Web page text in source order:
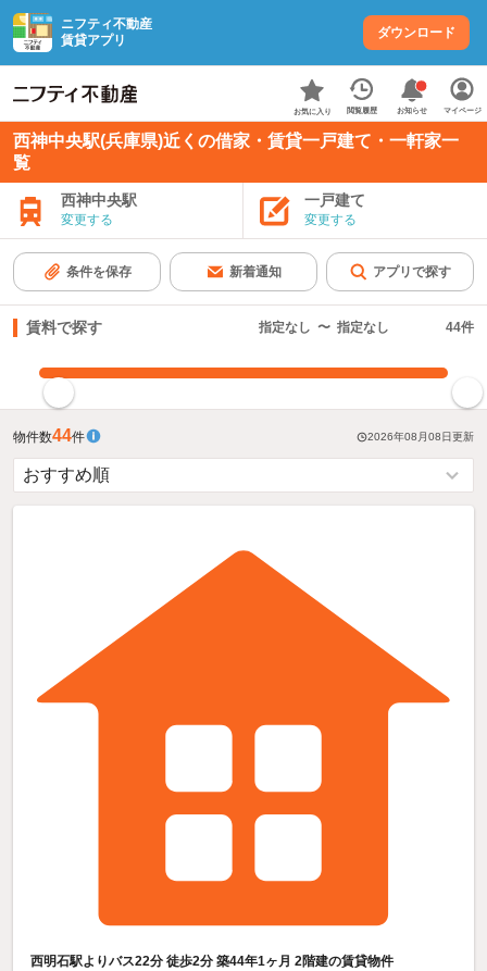
ニフティ不動産
賃貸アプリ
ダウンロード
お気に入り 閲覧履歴 お知らせ マイページ
西神中央駅(兵庫県)近くの借家・賃貸一戸建て・一軒家一
覧
西神中央駅
変更する
一戸建て
変更する
条件を保存 新着通知 アプリで探す
賃料で探す 指定なし 〜 指定なし 44件
物件数44件 2026年08月08日更新
西明石駅よりバス22分 徒歩2分 築44年1ヶ月 2階建の賃貸物件